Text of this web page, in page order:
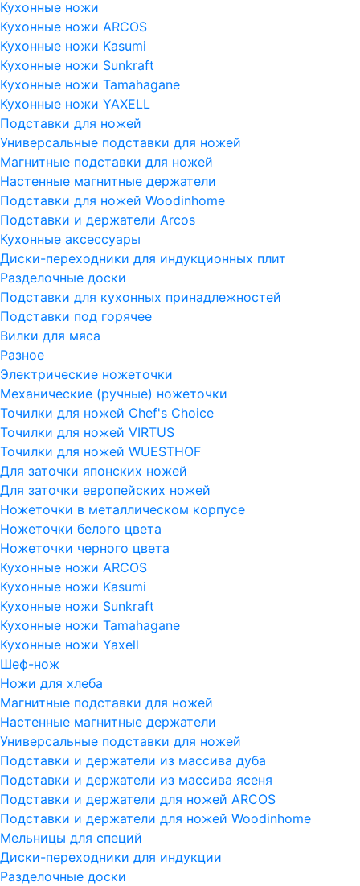
Кухонные ножи
Кухонные ножи ARCOS
Кухонные ножи Kasumi
Кухонные ножи Sunkraft
Кухонные ножи Tamahagane
Кухонные ножи YAXELL
Подставки для ножей
Универсальные подставки для ножей
Магнитные подставки для ножей
Настенные магнитные держатели
Подставки для ножей Woodinhome
Подставки и держатели Arcos
Кухонные аксессуары
Диски-переходники для индукционных плит
Разделочные доски
Подставки для кухонных принадлежностей
Подставки под горячее
Вилки для мяса
Разное
Электрические ножеточки
Механические (ручные) ножеточки
Точилки для ножей Chef's Choice
Точилки для ножей VIRTUS
Точилки для ножей WUESTHOF
Для заточки японских ножей
Для заточки европейских ножей
Ножеточки в металлическом корпусе
Ножеточки белого цвета
Ножеточки черного цвета
Кухонные ножи ARCOS
Кухонные ножи Kasumi
Кухонные ножи Sunkraft
Кухонные ножи Tamahagane
Кухонные ножи Yaxell
Шеф-нож
Ножи для хлеба
Магнитные подставки для ножей
Настенные магнитные держатели
Универсальные подставки для ножей
Подставки и держатели из массива дуба
Подставки и держатели из массива ясеня
Подставки и держатели для ножей ARCOS
Подставки и держатели для ножей Woodinhome
Мельницы для специй
Диски-переходники для индукции
Разделочные доски